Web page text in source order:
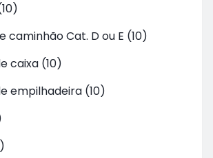
caminhão Cat. D ou E (10)
caixa (10)
empilhadeira (10)